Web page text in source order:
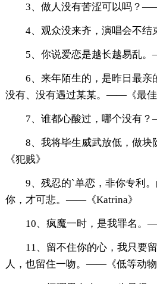
3、做人没有苦涩可以吗？
4、观众没来齐，演唱会不
5、你说爱恋是越长越易乱
6、来年陌生的，是昨日最亲
没有、没有遇过某某。——《最佳
7、谁都心酸过，哪个没有
8、我将毕生威武放低，做
《犯贱》
9、残忍的`单恋，非你专利
你，才可悲。——《Katrina》
10、疯魔一时，是我罪名。
11、留不住你的心，我只要
人，也留住一吻。——《低等动物